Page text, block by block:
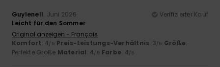
Guylene11. Juni 2026
Verifizierter Kauf
Leicht für den Sommer
Original anzeigen - Français
Komfort: 4/5 Preis-Leistungs-Verhältnis: 3/5 Größe:
Perfekte Größe Material: 4/5 Farbe: 4/5